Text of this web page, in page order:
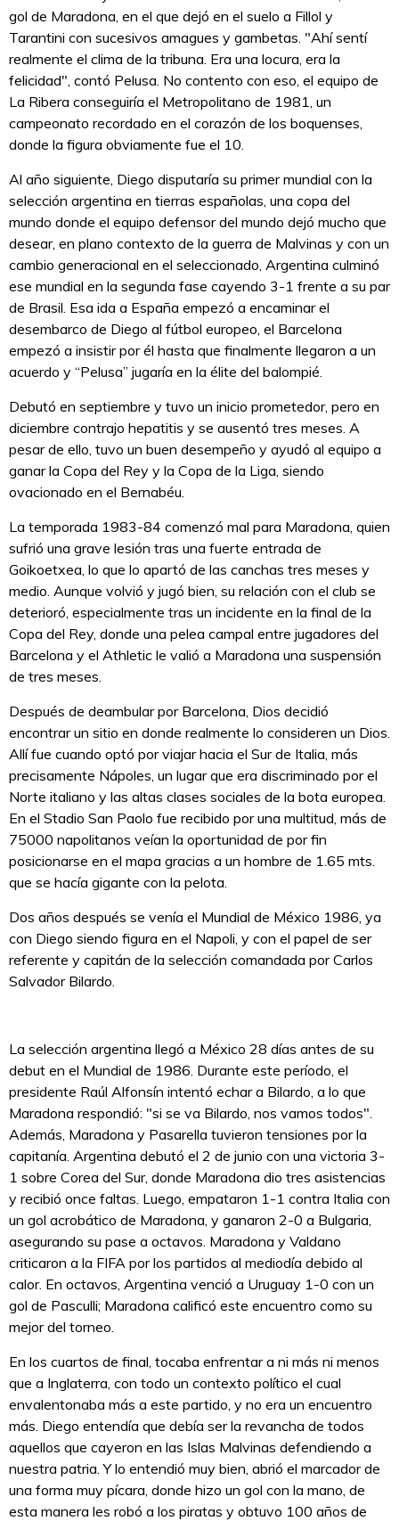
gol de Maradona, en el que dejó en el suelo a Fillol y
Tarantini con sucesivos amagues y gambetas. "Ahí sentí
realmente el clima de la tribuna. Era una locura, era la
felicidad", contó Pelusa. No contento con eso, el equipo de
La Ribera conseguiría el Metropolitano de 1981, un
campeonato recordado en el corazón de los boquenses,
donde la figura obviamente fue el 10.
Al año siguiente, Diego disputaría su primer mundial con la
selección argentina en tierras españolas, una copa del
mundo donde el equipo defensor del mundo dejó mucho que
desear, en plano contexto de la guerra de Malvinas y con un
cambio generacional en el seleccionado, Argentina culminó
ese mundial en la segunda fase cayendo 3-1 frente a su par
de Brasil. Esa ida a España empezó a encaminar el
desembarco de Diego al fútbol europeo, el Barcelona
empezó a insistir por él hasta que finalmente llegaron a un
acuerdo y “Pelusa” jugaría en la élite del balompié.
Debutó en septiembre y tuvo un inicio prometedor, pero en
diciembre contrajo hepatitis y se ausentó tres meses. A
pesar de ello, tuvo un buen desempeño y ayudó al equipo a
ganar la Copa del Rey y la Copa de la Liga, siendo
ovacionado en el Bernabéu.
La temporada 1983-84 comenzó mal para Maradona, quien
sufrió una grave lesión tras una fuerte entrada de
Goikoetxea, lo que lo apartó de las canchas tres meses y
medio. Aunque volvió y jugó bien, su relación con el club se
deterioró, especialmente tras un incidente en la final de la
Copa del Rey, donde una pelea campal entre jugadores del
Barcelona y el Athletic le valió a Maradona una suspensión
de tres meses.
Después de deambular por Barcelona, Dios decidió
encontrar un sitio en donde realmente lo consideren un Dios.
Allí fue cuando optó por viajar hacia el Sur de Italia, más
precisamente Nápoles, un lugar que era discriminado por el
Norte italiano y las altas clases sociales de la bota europea.
En el Stadio San Paolo fue recibido por una multitud, más de
75000 napolitanos veían la oportunidad de por fin
posicionarse en el mapa gracias a un hombre de 1.65 mts.
que se hacía gigante con la pelota.
Dos años después se venía el Mundial de México 1986, ya
con Diego siendo figura en el Napoli, y con el papel de ser
referente y capitán de la selección comandada por Carlos
Salvador Bilardo.
La selección argentina llegó a México 28 días antes de su
debut en el Mundial de 1986. Durante este período, el
presidente Raúl Alfonsín intentó echar a Bilardo, a lo que
Maradona respondió: "si se va Bilardo, nos vamos todos".
Además, Maradona y Pasarella tuvieron tensiones por la
capitanía. Argentina debutó el 2 de junio con una victoria 3-
1 sobre Corea del Sur, donde Maradona dio tres asistencias
y recibió once faltas. Luego, empataron 1-1 contra Italia con
un gol acrobático de Maradona, y ganaron 2-0 a Bulgaria,
asegurando su pase a octavos. Maradona y Valdano
criticaron a la FIFA por los partidos al mediodía debido al
calor. En octavos, Argentina venció a Uruguay 1-0 con un
gol de Pasculli; Maradona calificó este encuentro como su
mejor del torneo.
En los cuartos de final, tocaba enfrentar a ni más ni menos
que a Inglaterra, con todo un contexto político el cual
envalentonaba más a este partido, y no era un encuentro
más. Diego entendía que debía ser la revancha de todos
aquellos que cayeron en las Islas Malvinas defendiendo a
nuestra patria. Y lo entendió muy bien, abrió el marcador de
una forma muy pícara, donde hizo un gol con la mano, de
esta manera les robó a los piratas y obtuvo 100 años de